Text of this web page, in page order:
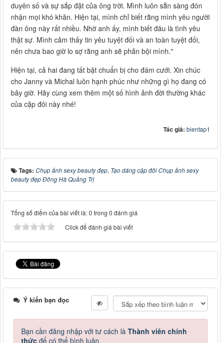
duyên số và sự sắp đặt của ông trời. Mình luôn sẵn sàng đón
nhận mọi khó khăn. Hiện tại, mình chỉ biết rằng mình yêu người
đàn ông này rất nhiều. Nhờ anh ấy, mình biết đâu là tình yêu
thật sự. Mình cảm thấy tin yêu tuyệt đối và an toàn tuyệt đối,
nên chưa bao giờ lo sợ rằng anh sẽ phản bội mình."
Hiện tại, cả hai đang tất bật chuẩn bị cho đám cưới. Xin chúc
cho Janny và Michal luôn hạnh phúc như những gì họ đang có
bây giờ. Hãy cùng xem thêm một số hình ảnh đời thường khác
của cặp đôi này nhé!
Tác giả: bientap1
Tags: Chụp ảnh sexy beauty đẹp, Tạo dáng cặp đôi Chụp ảnh sexy
beauty đẹp Đông Hà Quảng Trị
Tổng số điểm của bài viết là: 0 trong 0 đánh giá
Click để đánh giá bài viết
Ý kiến bạn đọc
Bạn cần đăng nhập với tư cách là Thành viên chính
thức để có thể bình luận